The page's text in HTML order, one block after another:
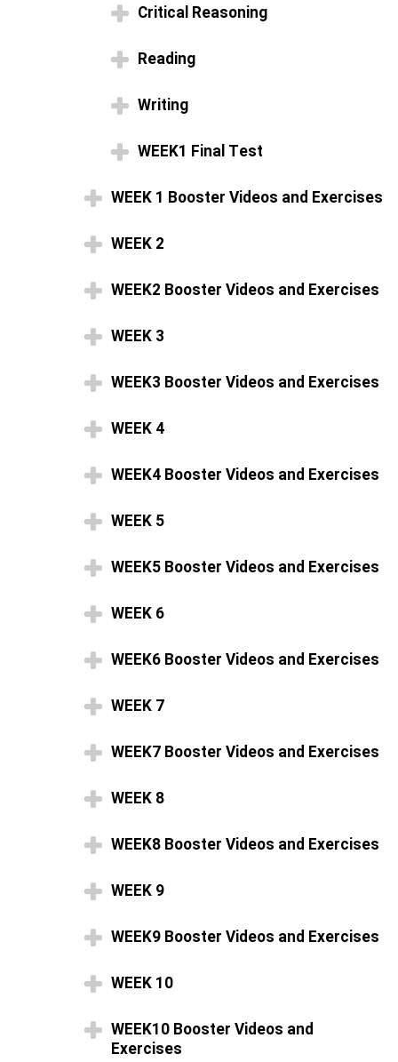
Critical Reasoning
Reading
Writing
WEEK1 Final Test
WEEK 1 Booster Videos and Exercises
WEEK 2
WEEK2 Booster Videos and Exercises
WEEK 3
WEEK3 Booster Videos and Exercises
WEEK 4
WEEK4 Booster Videos and Exercises
WEEK 5
WEEK5 Booster Videos and Exercises
WEEK 6
WEEK6 Booster Videos and Exercises
WEEK 7
WEEK7 Booster Videos and Exercises
WEEK 8
WEEK8 Booster Videos and Exercises
WEEK 9
WEEK9 Booster Videos and Exercises
WEEK 10
WEEK10 Booster Videos and
Exercises